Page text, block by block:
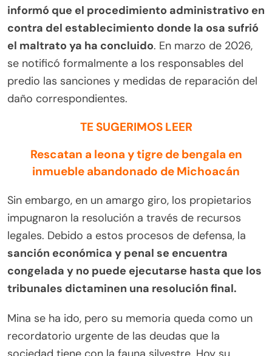
informó que el procedimiento administrativo en
contra del establecimiento donde la osa sufrió
el maltrato ya ha concluido. En marzo de 2026,
se notificó formalmente a los responsables del
predio las sanciones y medidas de reparación del
daño correspondientes.
TE SUGERIMOS LEER
Rescatan a leona y tigre de bengala en
inmueble abandonado de Michoacán
Sin embargo, en un amargo giro, los propietarios
impugnaron la resolución a través de recursos
legales. Debido a estos procesos de defensa, la
sanción económica y penal se encuentra
congelada y no puede ejecutarse hasta que los
tribunales dictaminen una resolución final.
Mina se ha ido, pero su memoria queda como un
recordatorio urgente de las deudas que la